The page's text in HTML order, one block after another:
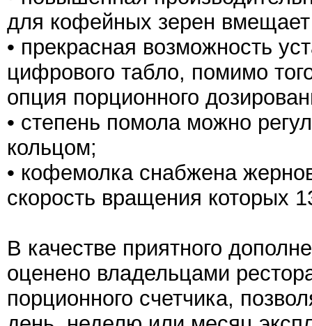
для кофейных зерен вмещает
• прекрасная возможность
цифрового табло, помимо
опция порционного
• степень помола можно
кольцом;
• кофемолка снабжена
скорость вращения которых
В качестве приятного
оценено владельцами
порционного счетчика,